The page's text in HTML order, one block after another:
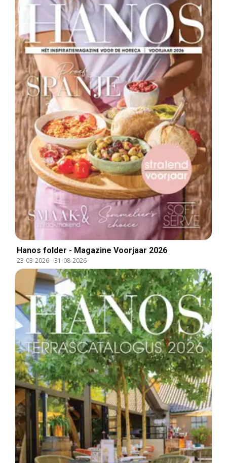
Hanos folder - Magazine Voorjaar 2026
23-03-2026-31-08-2026